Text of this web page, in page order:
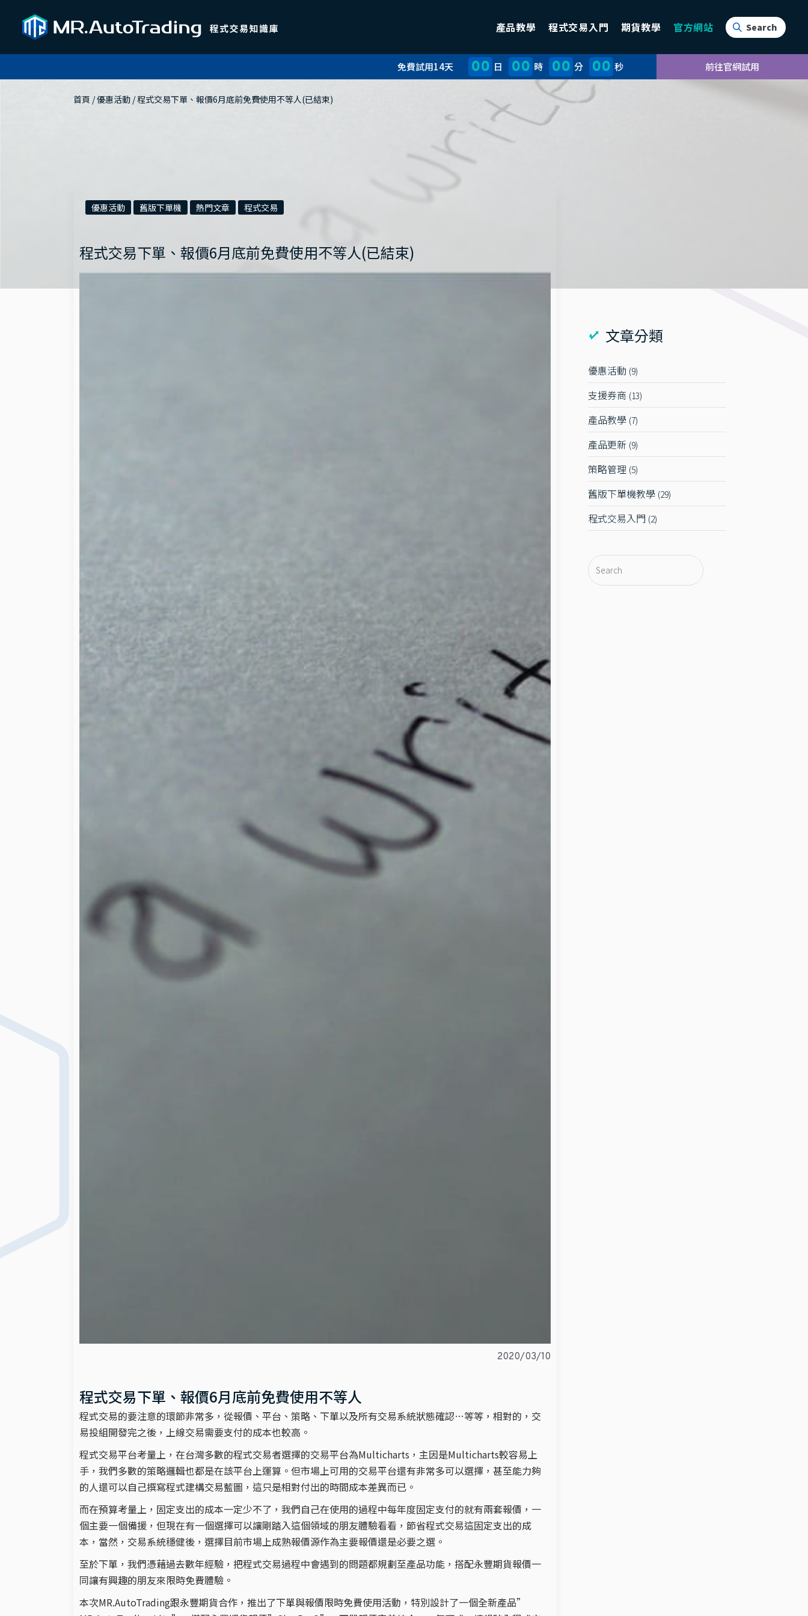
產品教學 程式交易入門 期貨教學 官方網站
前往官網試用
免費試用14天 00 日 00 時 00 分 00 秒
首頁 / 優惠活動 / 程式交易下單、報價6月底前免費使用不等人(已結束)
優惠活動 舊版下單機 熱門文章 程式交易
程式交易下單、報價6月底前免費使用不等人(已結束)
2020/03/10
程式交易下單、報價6月底前免費使用不等人
程式交易的要注意的環節非常多，從報價、平台、策略、下單以及所有交易系統狀態確認…等等，相對的，交
易投組開發完之後，上線交易需要支付的成本也較高。
程式交易平台考量上，在台灣多數的程式交易者選擇的交易平台為Multicharts，主因是Multicharts較容易上
手，我們多數的策略邏輯也都是在該平台上運算。但市場上可用的交易平台還有非常多可以選擇，甚至能力夠
的人還可以自己撰寫程式建構交易藍圖，這只是相對付出的時間成本差異而已。
而在預算考量上，固定支出的成本一定少不了，我們自己在使用的過程中每年度固定支付的就有兩套報價，一
個主要一個備援，但現在有一個選擇可以讓剛踏入這個領域的朋友體驗看看，節省程式交易這固定支出的成
本，當然，交易系統穩健後，選擇目前市場上成熟報價源作為主要報價還是必要之選。
至於下單，我們憑藉過去數年經驗，把程式交易過程中會遇到的問題都規劃至產品功能，搭配永豐期貨報價一
同讓有興趣的朋友來限時免費體驗。
本次MR.AutoTrading跟永豐期貨合作，推出了下單與報價限時免費使用活動，特別設計了一個全新產品”
文章分類
優惠活動 9
支援券商 13
產品教學 7
產品更新 9
策略管理 5
舊版下單機教學 29
程式交易入門 2